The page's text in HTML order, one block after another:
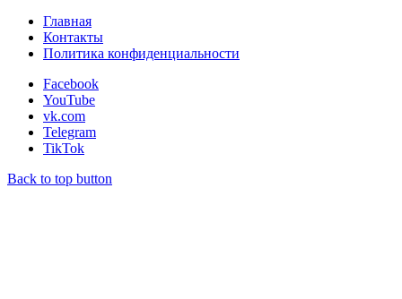
Главная
Контакты
Политика конфиденциальности
Facebook
YouTube
vk.com
Telegram
TikTok
Back to top button